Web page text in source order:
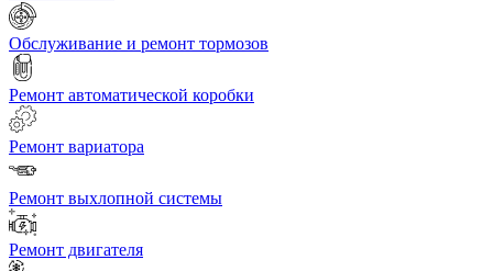
Обслуживание и ремонт тормозов
Ремонт автоматической коробки
Ремонт вариатора
Ремонт выхлопной системы
Ремонт двигателя